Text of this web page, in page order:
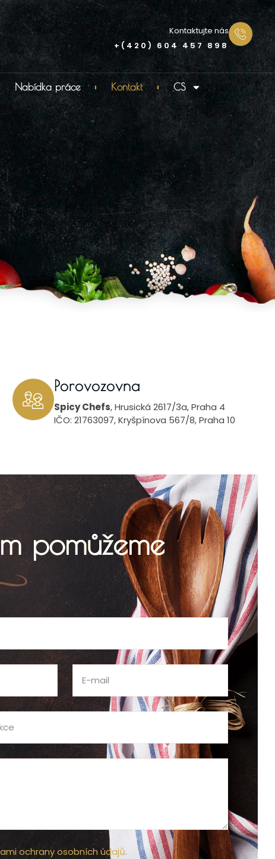
Kontaktujte nás
+(420) 604 457 898
Nabídka práce Kontakt CS
Porovozovna
Spicy Chefs, Hrusická 2617/3a, Praha 4
IČO: 21763097, Kryšpínova 567/8, Praha 10
pomůžeme
ochrany osobních údajů.